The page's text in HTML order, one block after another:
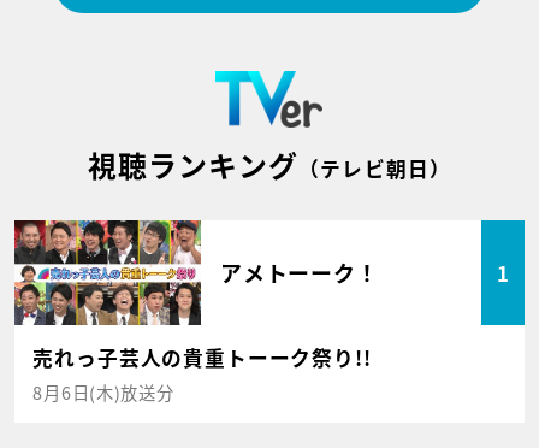
視聴ランキング （テレビ朝日）
アメトーーク！ 1
売れっ子芸人の貴重トーーク祭り!!
8月6日(木)放送分